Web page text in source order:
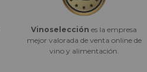
Vinoselección es la empresa
mejor valorada de venta online de
vino y alimentación.